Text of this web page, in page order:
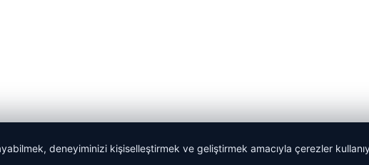
deneyiminizi kişiselleştirmek ve geliştirmek amacıyla çerezler